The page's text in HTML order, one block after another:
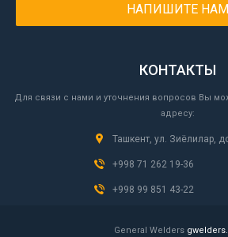
НАПИШИТЕ НАМ
КОНТАКТЫ
Для связи с нами и уточнения вопросов Вы
адресу:
Ташкент, ул. Зиёлилар,
+998 71 262 19-36
+998 99 851 43-22
General Welders